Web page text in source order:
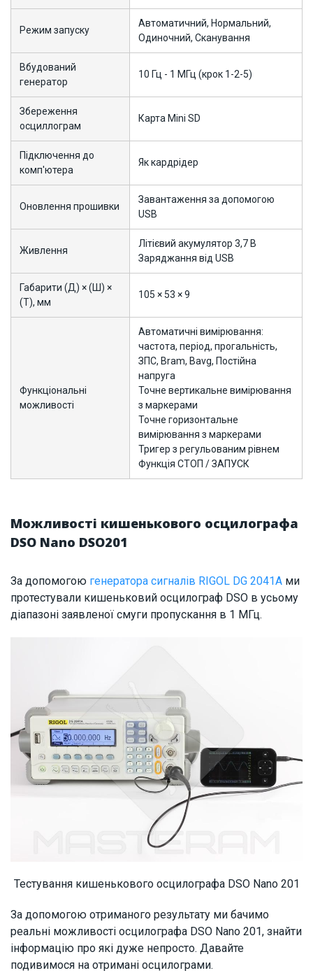
Режим запуску
Автоматичний, Нормальний,
Одиночний, Сканування
Вбудований
генератор
10 Гц - 1 МГц (крок 1-2-5)
Збереження
осциллограм
Карта Mini SD
Підключення до
комп'ютера
Як кардрідер
Оновлення прошивки
Завантаження за допомогою
USB
Живлення
Літієвий акумулятор 3,7 В
Заряджання від USB
Габарити (Д) × (Ш) ×
(Т), мм
105 × 53 × 9
Функціональні
можливості
Автоматичні вимірювання:
частота, період, прогальність,
ЗПС, Вram, Bavg, Постійна
напруга
Точне вертикальне вимірювання
з маркерами
Точне горизонтальне
вимірювання з маркерами
Тригер з регульованим рівнем
Функція СТОП / ЗАПУСК
Можливості кишенькового осцилографа
DSO Nano DSO201
За допомогою генератора сигналів RIGOL DG 2041A ми
протестували кишеньковий осцилограф DSO в усьому
діапазоні заявленої смуги пропускання в 1 МГц.
Тестування кишенькового осцилографа DSO Nano 201
За допомогою отриманого результату ми бачимо
реальні можливості осцилографа DSO Nano 201, знайти
інформацію про які дуже непросто. Давайте
подивимося на отримані осцилограми.